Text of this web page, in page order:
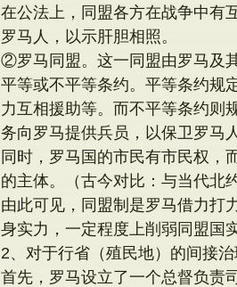
在公法上，同盟各方在战争中有
罗马人，以示肝胆相照。
②罗马同盟。这一同盟由罗马及
平等或不平等条约。平等条约规
力互相援助等。而不平等条约则
务向罗马提供兵员，以保卫罗马
同时，罗马国的市民有市民权，
的主体。（古今对比：与当代北
由此可见，同盟制是罗马借力打
身实力，一定程度上削弱同盟国
2、对于行省（殖民地）的间接
首先，罗马设立了一个总督负责